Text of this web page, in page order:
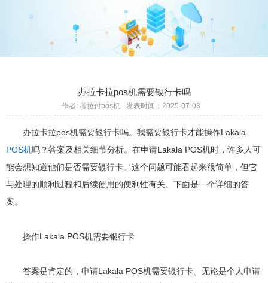
办拉卡拉pos机需要银行卡吗
作者: 考拉付pos机 发表时间：2025-07-03
办拉卡拉pos机需要银行卡吗。我需要银行卡才能操作Lakala
POS机吗？答案及相关细节分析。在申请Lakala POS机时，许多人可
能会想知道他们是否需要银行卡。这个问题可能看起来很简单，但它
与处理的顺利过程和后续使用的便利性有关。下面是一个详细的答
案。
操作Lakala POS机需要银行卡
答案是肯定的，申请Lakala POS机需要银行卡。无论是个人申请